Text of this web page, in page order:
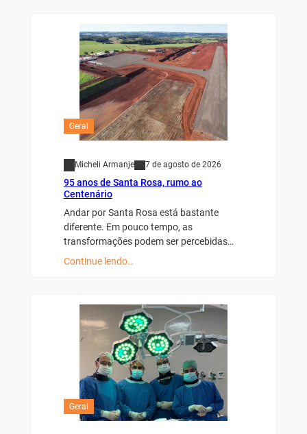
Geral
Micheli Armanje 7 de agosto de 2026
95 anos de Santa Rosa, rumo ao
Centenário
Andar por Santa Rosa está bastante
diferente. Em pouco tempo, as
transformações podem ser percebidas…
Continue lendo…
Geral